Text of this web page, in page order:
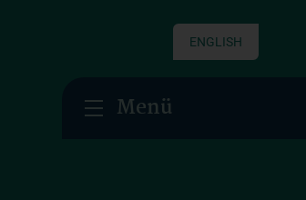
ENGLISH
Menü